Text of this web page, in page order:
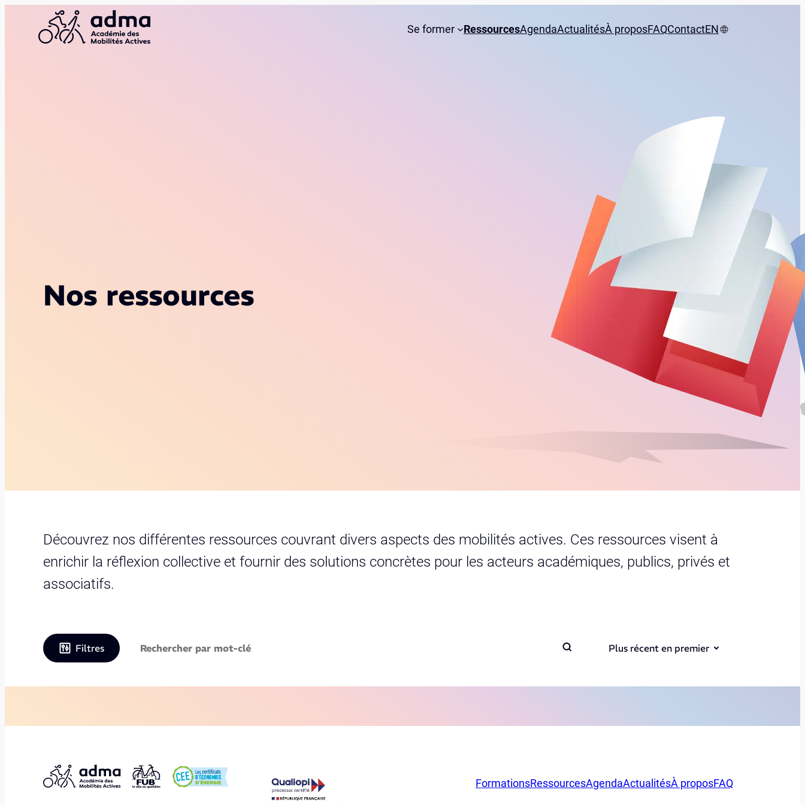
Se former RessourcesAgendaActualitésÀ proposFAQContactEN
Nos ressources
Découvrez nos différentes ressources couvrant divers aspects des mobilités actives. Ces ressources visent à
enrichir la réflexion collective et fournir des solutions concrètes pour les acteurs académiques, publics, privés et
associatifs.
Filtres Plus récent en premier
FormationsRessourcesAgendaActualitésÀ proposFAQ